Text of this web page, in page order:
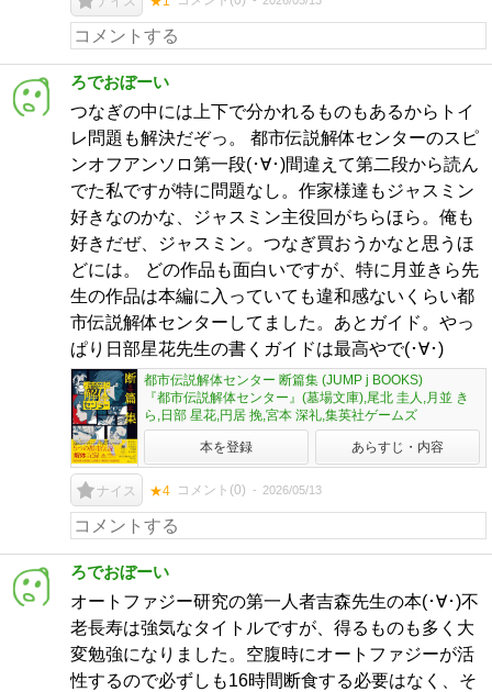
ろでおぼーい
つなぎの中には上下で分かれるものもあるからトイ
レ問題も解決だぞっ。 都市伝説解体センターのスピ
ンオフアンソロ第一段(･∀･)間違えて第二段から読ん
でた私ですが特に問題なし。作家様達もジャスミン
好きなのかな、ジャスミン主役回がちらほら。俺も
好きだぜ、ジャスミン。つなぎ買おうかなと思うほ
どには。 どの作品も面白いですが、特に月並きら先
生の作品は本編に入っていても違和感ないくらい都
市伝説解体センターしてました。あとガイド。やっ
ぱり日部星花先生の書くガイドは最高やで(･∀･)
都市伝説解体センター 断篇集 (JUMP j BOOKS)
『都市伝説解体センター』(墓場文庫),尾北 圭人,月並 き
ら,日部 星花,円居 挽,宮本 深礼,集英社ゲームズ
本を登録 あらすじ・内容
ナイス ★4 コメント(0) 2026/05/13
ろでおぼーい
オートファジー研究の第一人者吉森先生の本(･∀･)不
老長寿は強気なタイトルですが、得るものも多く大
変勉強になりました。空腹時にオートファジーが活
性するので必ずしも16時間断食する必要はなく、そ